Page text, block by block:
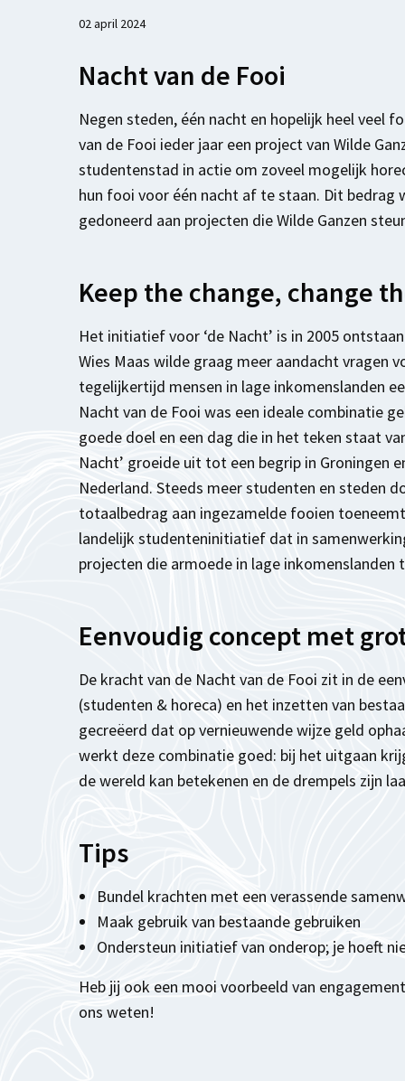
02 april 2024
Nacht van de Fooi
Negen steden, één nacht en hopelijk heel veel
van de Fooi ieder jaar een project van Wilde
studentenstad in actie om zoveel mogelijk
hun fooi voor één nacht af te staan. Dit bedrag
gedoneerd aan projecten die Wilde Ganzen
Keep the change, change
Het initiatief voor ‘de Nacht’ is in 2005
Wies Maas wilde graag meer aandacht vragen
tegelijkertijd mensen in lage inkomenslanden
Nacht van de Fooi was een ideale combinatie
goede doel en een dag die in het teken staat
Nacht’ groeide uit tot een begrip in Groningen
Nederland. Steeds meer studenten en steden
totaalbedrag aan ingezamelde fooien
landelijk studenteninitiatief dat in
projecten die armoede in lage inkomenslanden
Eenvoudig concept met
De kracht van de Nacht van de Fooi zit in de
(studenten & horeca) en het inzetten van
gecreëerd dat op vernieuwende wijze geld
werkt deze combinatie goed: bij het uitgaan
de wereld kan betekenen en de drempels zijn
Tips
Bundel krachten met een verassende
Maak gebruik van bestaande gebruiken
Ondersteun initiatief van onderop; je hoeft
Heb jij ook een mooi voorbeeld van
ons weten!